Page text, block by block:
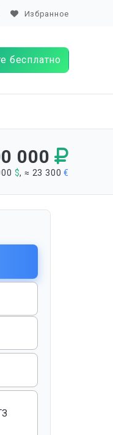
Избранное
бесплатно
000
$, ≈ 23 300€